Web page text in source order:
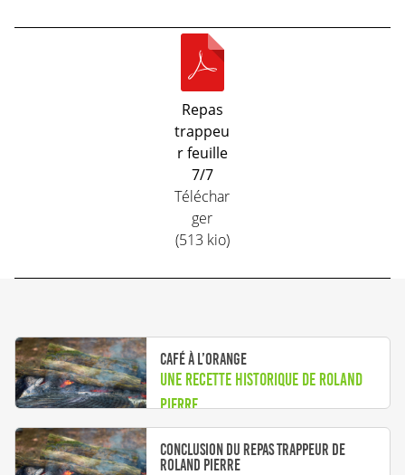
Repas
trappeu
r feuille
7/7
Téléchar
ger
(513 kio)
Café à l’orange
Une recette historique de Roland
Pierre
Conclusion du repas trappeur de
Roland Pierre